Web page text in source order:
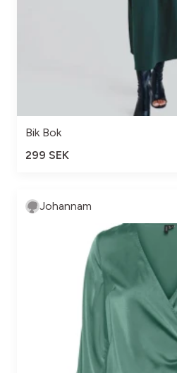
Bik Bok
299 SEK
Johannam